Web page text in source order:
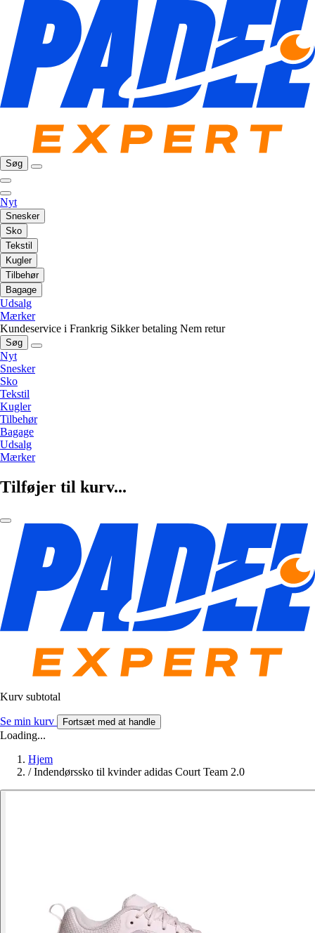
Søg
Nyt
Snesker
Sko
Tekstil
Kugler
Tilbehør
Bagage
Udsalg
Mærker
Kundeservice i Frankrig Sikker betaling Nem retur
Søg
Nyt
Snesker
Sko
Tekstil
Kugler
Tilbehør
Bagage
Udsalg
Mærker
Tilføjer til kurv...
Kurv subtotal
Se min kurv Fortsæt med at handle
Loading...
Hjem
/ Indendørssko til kvinder adidas Court Team 2.0